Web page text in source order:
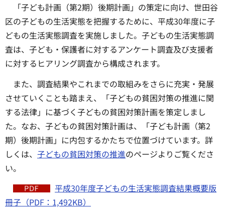
「子ども計画（第2期）後期計画」の策定に向け、世田谷
区の子どもの生活実態を把握するために、平成30年度に子
どもの生活実態調査を実施しました。子どもの生活実態調
査は、子ども・保護者に対するアンケート調査及び支援者
に対するヒアリング調査から構成されます。
また、調査結果やこれまでの取組みをさらに充実・発展
させていくことも踏まえ、「子どもの貧困対策の推進に関
する法律」に基づく子どもの貧困対策計画を策定しまし
た。なお、子どもの貧困対策計画は、「子ども計画（第2
期）後期計画」に内包するかたちで位置づけています。詳
しくは、 子どもの貧困対策の推進のページよりご覧くださ
い。
平成30年度子どもの生活実態調査結果概要版
冊子（PDF：1,492KB）